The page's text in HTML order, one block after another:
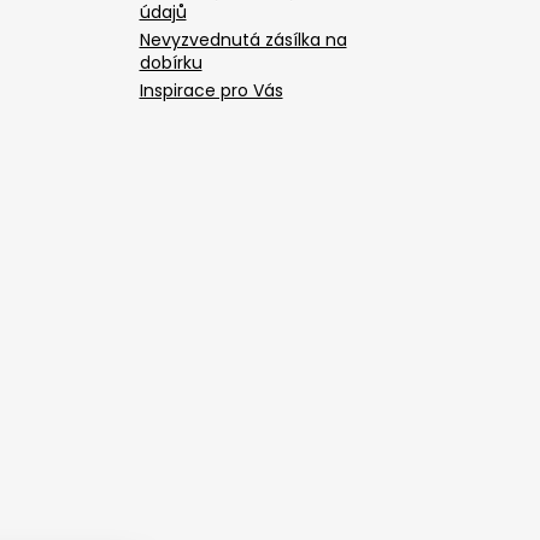
údajů
Nevyzvednutá zásílka na
dobírku
Inspirace pro Vás